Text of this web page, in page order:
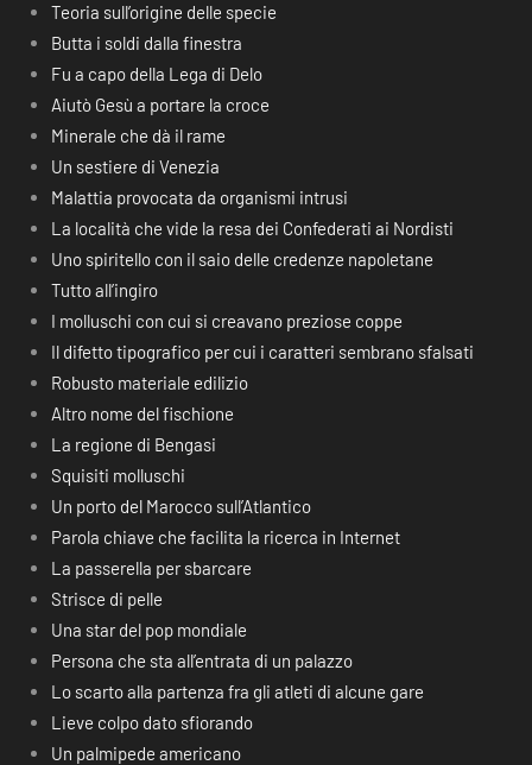
Teoria sull’origine delle specie
Butta i soldi dalla finestra
Fu a capo della Lega di Delo
Aiutò Gesù a portare la croce
Minerale che dà il rame
Un sestiere di Venezia
Malattia provocata da organismi intrusi
La località che vide la resa dei Confederati ai Nordisti
Uno spiritello con il saio delle credenze napoletane
Tutto all’ingiro
I molluschi con cui si creavano preziose coppe
Il difetto tipografico per cui i caratteri sembrano sfalsati
Robusto materiale edilizio
Altro nome del fischione
La regione di Bengasi
Squisiti molluschi
Un porto del Marocco sull’Atlantico
Parola chiave che facilita la ricerca in Internet
La passerella per sbarcare
Strisce di pelle
Una star del pop mondiale
Persona che sta all’entrata di un palazzo
Lo scarto alla partenza fra gli atleti di alcune gare
Lieve colpo dato sfiorando
Un palmipede americano